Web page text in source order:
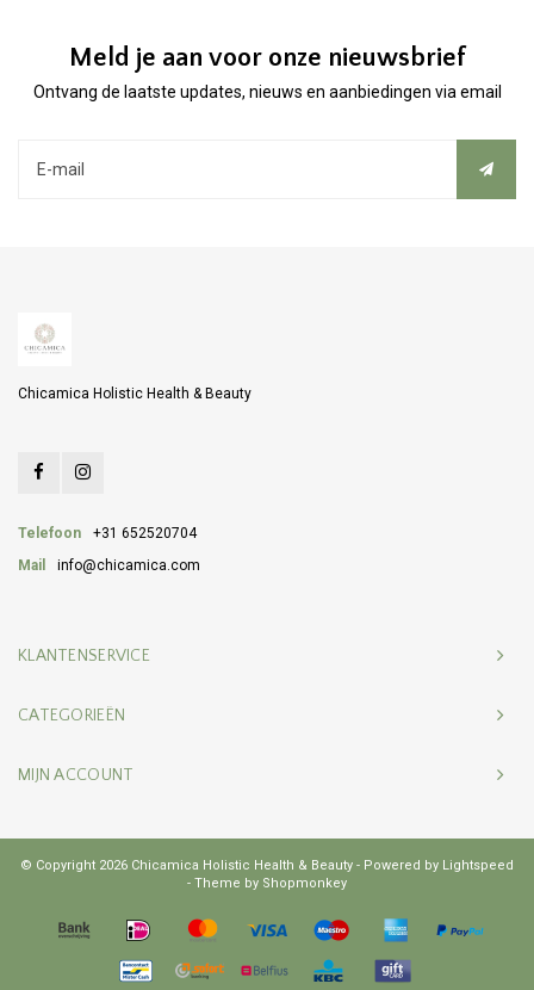
Meld je aan voor onze nieuwsbrief
Ontvang de laatste updates, nieuws en aanbiedingen via email
Chicamica Holistic Health & Beauty
Telefoon
+31 652520704
Mail
info@chicamica.com
KLANTENSERVICE
CATEGORIEËN
MIJN ACCOUNT
© Copyright 2026 Chicamica Holistic Health & Beauty - Powered by Lightspeed
- Theme by Shopmonkey